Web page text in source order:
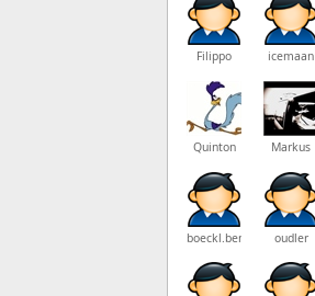
Filippo icemaan
Quinton Markus
boeckl.benjaminoudler